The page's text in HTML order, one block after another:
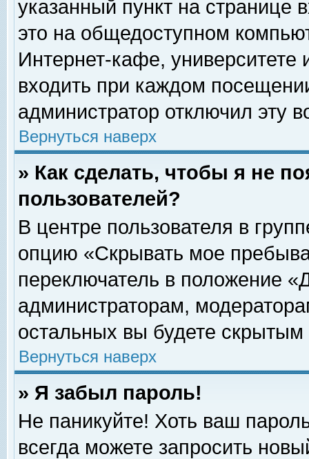
указанный пункт на
это на общедоступном
Интернет-кафе, университете
входить при каждом
администратор отключил эту
Вернуться наверх
» Как сделать, чтобы я не
пользователей?
В центре пользователя в
опцию «Скрывать мое
переключатель в положение
администраторам,
остальных вы будете скрытым
Вернуться наверх
» Я забыл пароль!
Не паникуйте! Хоть ваш
всегда можете запросить